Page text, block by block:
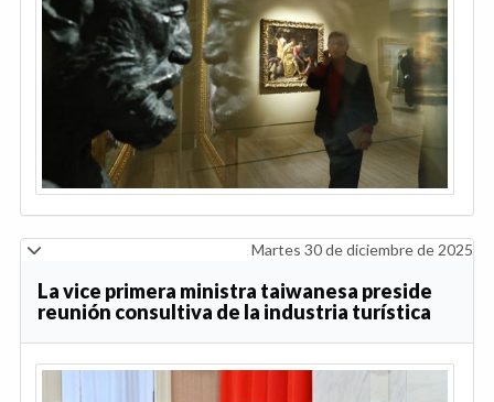
Martes 30 de diciembre de 2025
La vice primera ministra taiwanesa preside
reunión consultiva de la industria turística